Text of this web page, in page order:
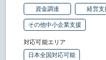
資金調達 経営支
その他中小企業支援
対応可能エリア
日本全国対応可能